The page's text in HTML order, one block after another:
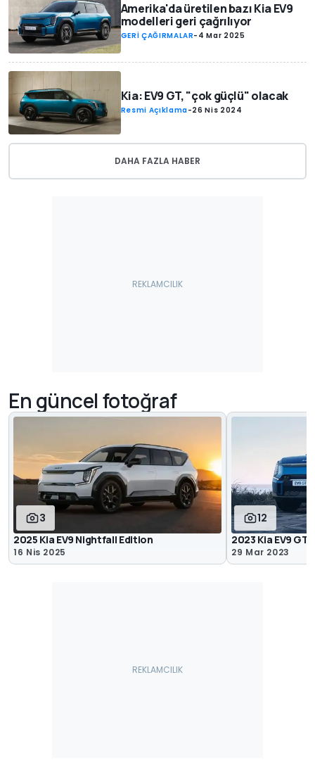
Amerika'da üretilen bazı Kia EV9
modelleri geri çağrılıyor
GERİ ÇAĞIRMALAR- 4 Mar 2025
Kia: EV9 GT, "çok güçlü" olacak
Resmi Açıklama-26 Nis 2024
DAHA FAZLA HABER
En güncel fotoğraf
3
2025 Kia EV9 Nightfall Edition
16 Nis 2025
12
2023 Kia EV9
29 Mar 2023